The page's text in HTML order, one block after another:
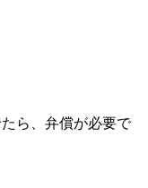
ら、弁償が必要で